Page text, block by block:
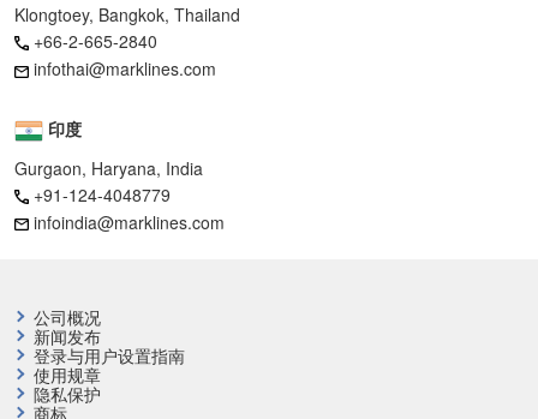
Klongtoey, Bangkok, Thailand
+66-2-665-2840
infothai@marklines.com
印度
Gurgaon, Haryana, India
+91-124-4048779
infoindia@marklines.com
公司概况
新闻发布
登录与用户设置指南
使用规章
隐私保护
商标